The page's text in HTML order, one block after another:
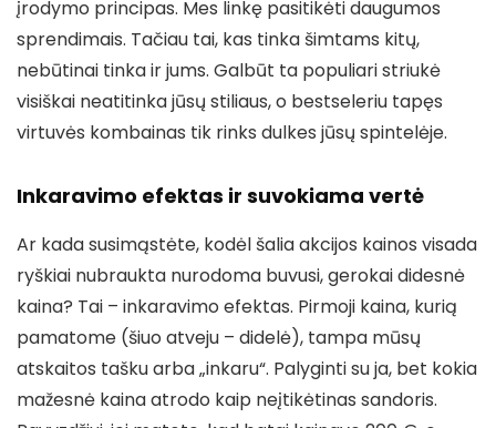
įrodymo principas. Mes linkę pasitikėti daugumos
sprendimais. Tačiau tai, kas tinka šimtams kitų,
nebūtinai tinka ir jums. Galbūt ta populiari striukė
visiškai neatitinka jūsų stiliaus, o bestseleriu tapęs
virtuvės kombainas tik rinks dulkes jūsų spintelėje.
Inkaravimo efektas ir suvokiama vertė
Ar kada susimąstėte, kodėl šalia akcijos kainos visada
ryškiai nubraukta nurodoma buvusi, gerokai didesnė
kaina? Tai – inkaravimo efektas. Pirmoji kaina, kurią
pamatome (šiuo atveju – didelė), tampa mūsų
atskaitos tašku arba „inkaru“. Palyginti su ja, bet kokia
mažesnė kaina atrodo kaip neįtikėtinas sandoris.